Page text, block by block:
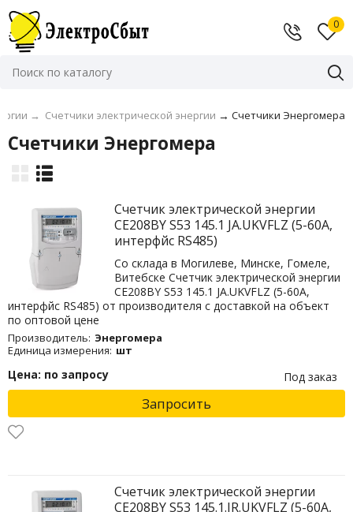
0
→ Счетчики электрической энергии → Счетчики Энергомера
Счетчики Энергомера
Счетчик электрической энергии
CE208BY S53 145.1 JА.UKVFLZ (5-60А,
интерфйс RS485)
Со склада в Могилеве, Минске, Гомеле,
Витебске Счетчик электрической энергии
CE208BY S53 145.1 JА.UKVFLZ (5-60А,
интерфйс RS485) от производителя с доставкой на объект
по оптовой цене
Производитель: Энергомера
Единица измерения: шт
Цена: по запросу Под заказ
Запросить
Счетчик электрической энергии
CE208BY S53 145.1.JR.UKVFLZ (5-60А,